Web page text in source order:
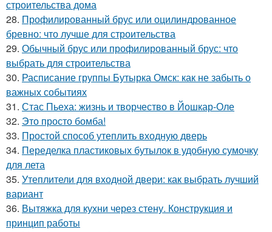
строительства дома
28. Профилированный брус или оцилиндрованное
бревно: что лучше для строительства
29. Обычный брус или профилированный брус: что
выбрать для строительства
30. Расписание группы Бутырка Омск: как не забыть о
важных событиях
31. Стас Пьеха: жизнь и творчество в Йошкар-Оле
32. Это просто бомба!
33. Простой способ утеплить входную дверь
34. Переделка пластиковых бутылок в удобную сумочку
для лета
35. Утеплители для входной двери: как выбрать лучший
вариант
36. Вытяжка для кухни через стену. Конструкция и
принцип работы